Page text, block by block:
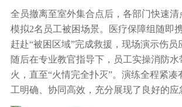
全员撤离至室外集合点后，各部门快速清
模拟2名员工被困场景。医疗保障组随即
赶赴“被困区域”完成救援，现场演示伤员
随后在专业教官指导下，员工实操消防
火，直至“火情完全扑灭”。演练全程紧凑
工明确、协同高效，充分展现了良好的应